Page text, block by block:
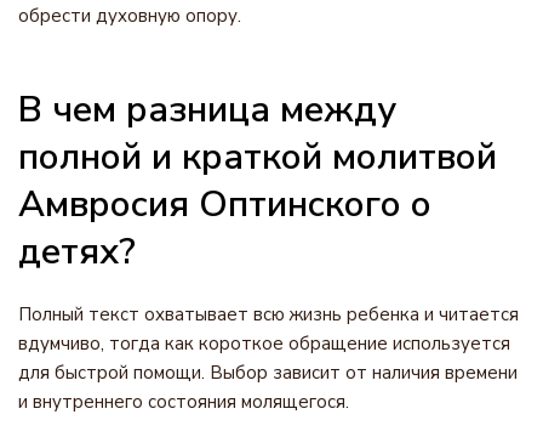
обрести духовную опору.
В чем разница между
полной и краткой молитвой
Амвросия Оптинского о
детях?
Полный текст охватывает всю жизнь ребенка и читается
вдумчиво, тогда как короткое обращение используется
для быстрой помощи. Выбор зависит от наличия времени
и внутреннего состояния молящегося.